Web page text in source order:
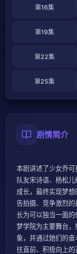
第16集
第19集
第22集
第25集
剧情简介
本剧讲述了少女乔
队友宋诗语、杨松
成长，最终实现梦
告拍摄、竞争激烈
长为可以独当一面
梦学院为主要舞台
象，并通过她们的
往直前、积极向上的